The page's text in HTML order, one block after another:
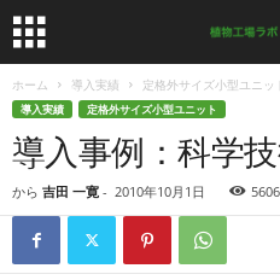
ホーム 導入実績 定格外サイズ小型ユニッ
導入実績 定格外サイズ小型ユニット
導入事例：科学
から 吉田 一寛 - 2010年10月1日 5606